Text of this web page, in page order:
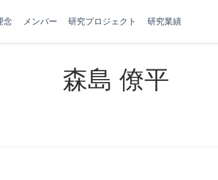
念 メンバー 研究プロジェクト 研究業績
森島 僚平